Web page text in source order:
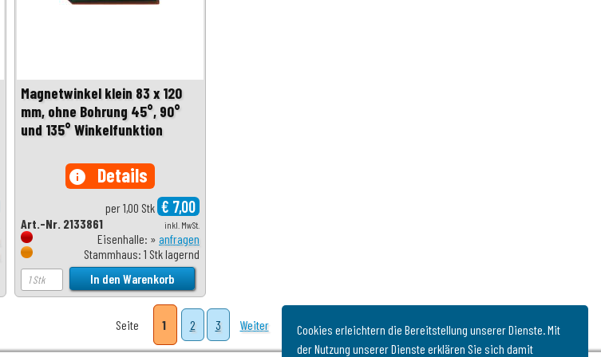
Cookies erleichtern die Bereitstellung unserer Dienste. Mit
der Nutzung unserer Dienste erklären Sie sich damit
Magnetwinkel klein 83 x 120
mm, ohne Bohrung 45°, 90°
und 135° Winkelfunktion
info Details
per 1,00 Stk € 7,00
inkl. MwSt.
Art.-Nr. 2133861
Eisenhalle: » anfragen
Stammhaus: 1 Stk lagernd
Seite 1 2 3 Weiter